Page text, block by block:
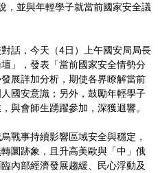
，並與年輕學子就當前國家安全議
話，今天（4日）上午國安局局長
壇」，發表「當前國家安全情勢分
展詳加分析，期使各界瞭解當前
國安意識；另外，鼓勵年輕學子
與會師生踴躍參加，深獲迴響。
戰事持續影響區域安全與穩定，
圜跡象，且升高美歐與「中」俄
內部經濟發展趨緩、民心浮動及